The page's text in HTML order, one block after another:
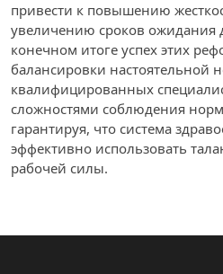
привести к повышению
увеличению сроков ожидания
конечном итоге успех этих
балансировки настоятельной
квалифицированных
сложностями соблюдения норм
гарантируя, что система
эффективно использовать
рабочей силы.